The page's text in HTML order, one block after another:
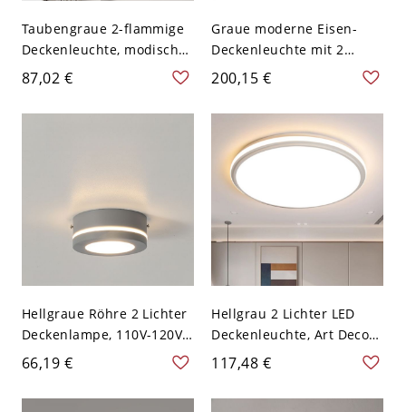
Taubengraue 2-flammige
Deckenleuchte, modischer
Stil in Legierung mit
Direktverdrahtung, Lucite-
Schirm und LED-Leuchte,
87,02 €
Graue moderne Eisen-
Deckenleuchte mit 2
Lichtern und eckigem
Acrylschirm für den
Wohnbereich, 110V-120V,
200,15 €
Hellgraue Röhre 2 Lichter
Deckenlampe, 110V-120V,
Warmlicht, 3,5"
66,19 €
Hellgrau 2 Lichter LED
Deckenleuchte, Art Deco
Stil Flachmontage für
Wohnbereich, 110V-120V,
10", Rund
117,48 €